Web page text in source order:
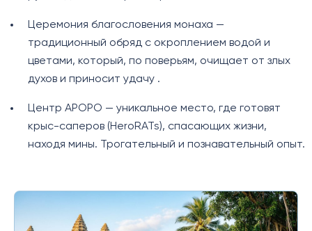
Церемония благословения монаха —
традиционный обряд с окроплением водой и
цветами, который, по поверьям, очищает от злых
духов и приносит удачу .
Центр APOPO — уникальное место, где готовят
крыс-саперов (HeroRATs), спасающих жизни,
находя мины. Трогательный и познавательный опыт.